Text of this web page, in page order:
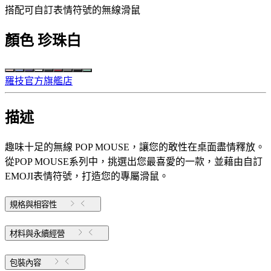
搭配可自訂表情符號的無線滑鼠
顏色 珍珠白
羅技官方旗艦店
描述
趣味十足的無線 POP MOUSE，讓您的敢性在桌面盡情釋放。
從POP MOUSE系列中，挑選出您最喜愛的一款，並藉由自訂
EMOJI表情符號，打造您的專屬滑鼠。
規格與相容性
材料與永續經營
包裝內容